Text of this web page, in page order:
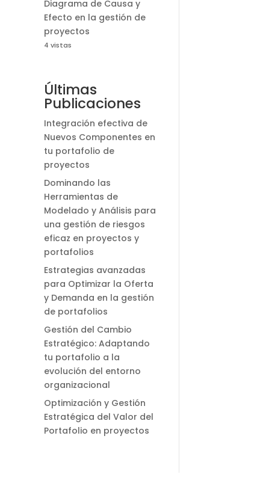
Diagrama de Causa y
Efecto en la gestión de
proyectos
4 vistas
Últimas
Publicaciones
Integración efectiva de
Nuevos Componentes en
tu portafolio de
proyectos
Dominando las
Herramientas de
Modelado y Análisis para
una gestión de riesgos
eficaz en proyectos y
portafolios
Estrategias avanzadas
para Optimizar la Oferta
y Demanda en la gestión
de portafolios
Gestión del Cambio
Estratégico: Adaptando
tu portafolio a la
evolución del entorno
organizacional
Optimización y Gestión
Estratégica del Valor del
Portafolio en proyectos